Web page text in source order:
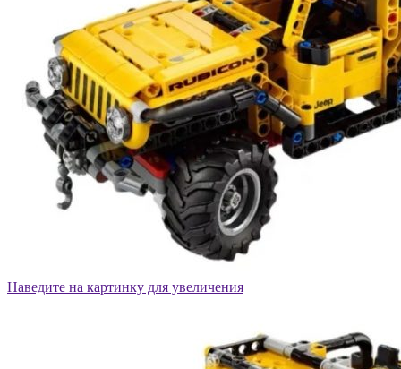
Наведите на картинку для увеличения